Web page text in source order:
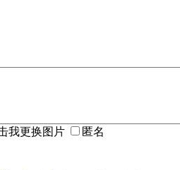
匿名